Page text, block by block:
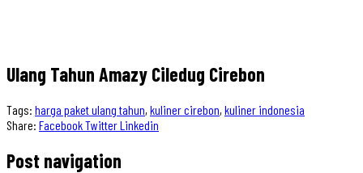
Ulang Tahun Amazy Ciledug Cirebon
Tags: harga paket ulang tahun, kuliner cirebon, kuliner indonesia
Share: FacebookTwitterLinkedin
Post navigation